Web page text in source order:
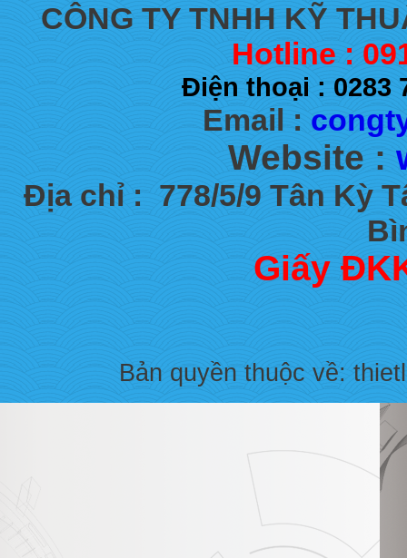
CÔNG TY TNHH KỸ
Hotline :
Điện thoại :
Email :
Website :
Địa chỉ : 778/5/9 Tân Kỳ
Giấy
Bản quyền thuộc về: